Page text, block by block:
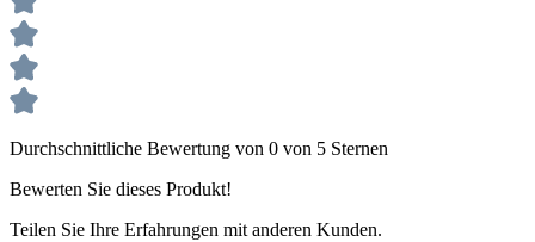
Durchschnittliche Bewertung von 0 von 5 Sternen
Bewerten Sie dieses Produkt!
Teilen Sie Ihre Erfahrungen mit anderen Kunden.